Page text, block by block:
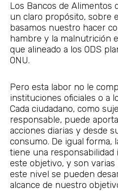
Los Bancos de Alimentos
un claro propósito, sobre
basamos nuestro hacer
hambre y la malnutrición
que alineado a los ODS
ONU.
Pero esta labor no le
instituciones oficiales o a
Cada ciudadano, como
responsable, puede
acciones diarias y desde
consumo. De igual forma,
tiene una responsabilidad
este objetivo, y son varias
este nivel se pueden
alcance de nuestro